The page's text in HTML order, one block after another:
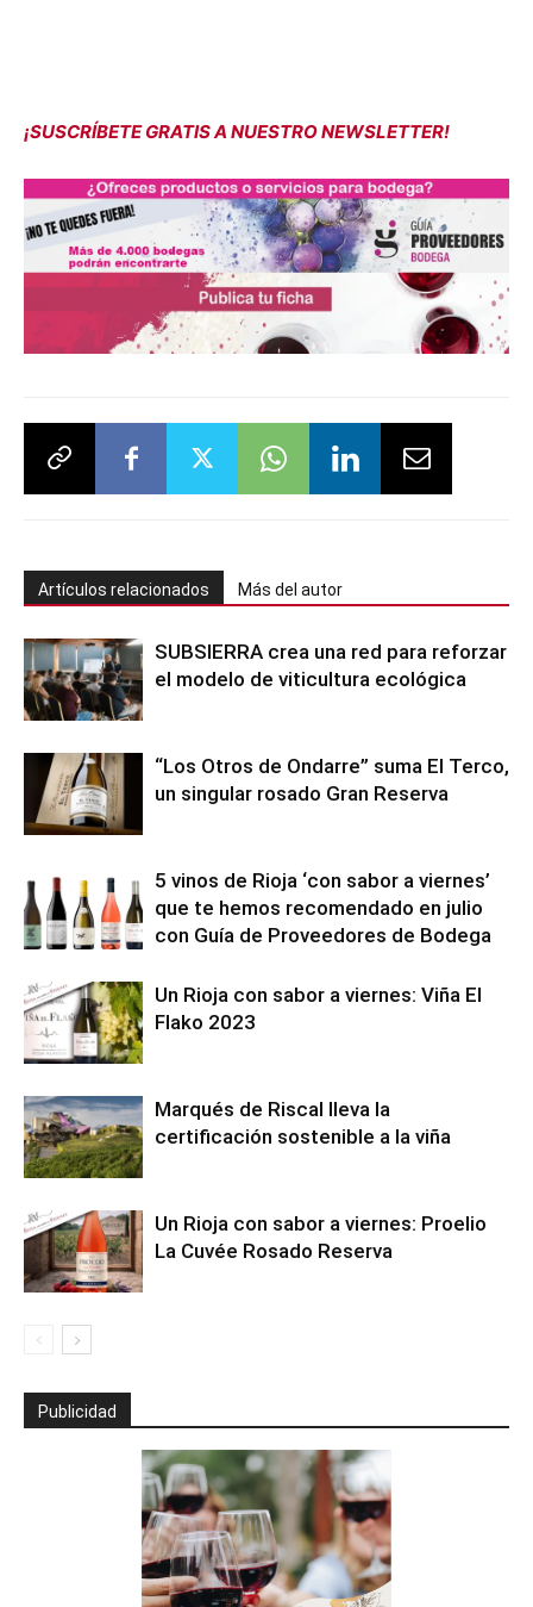
¡SUSCRÍBETE GRATIS A NUESTRO NEWSLETTER!
Artículos relacionados Más del autor
SUBSIERRA crea una red para reforzar
el modelo de viticultura ecológica
“Los Otros de Ondarre” suma El Terco,
un singular rosado Gran Reserva
5 vinos de Rioja ‘con sabor a viernes’
que te hemos recomendado en julio
con Guía de Proveedores de Bodega
Un Rioja con sabor a viernes: Viña El
Flako 2023
Marqués de Riscal lleva la
certificación sostenible a la viña
Un Rioja con sabor a viernes: Proelio
La Cuvée Rosado Reserva
Publicidad